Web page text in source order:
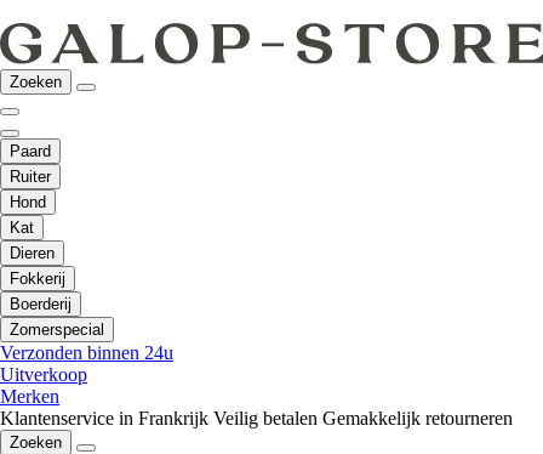
Zoeken
Paard
Ruiter
Hond
Kat
Dieren
Fokkerij
Boerderij
Zomerspecial
Verzonden binnen 24u
Uitverkoop
Merken
Klantenservice in Frankrijk Veilig betalen Gemakkelijk retourneren
Zoeken